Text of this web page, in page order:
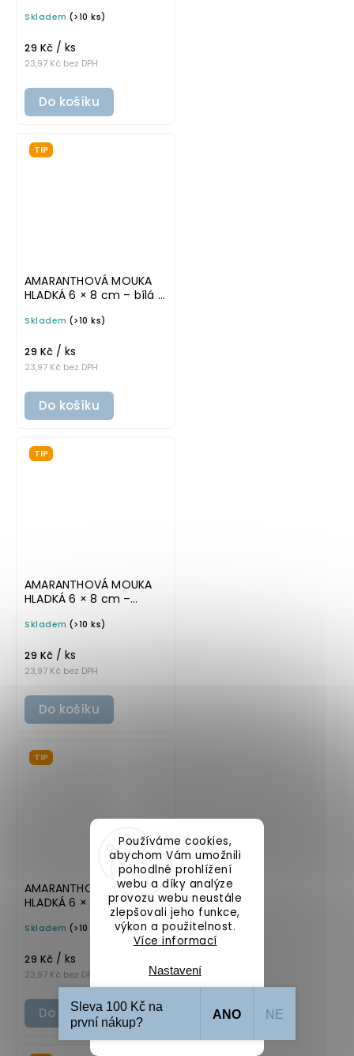
Používáme cookies,
abychom Vám umožnili
pohodlné prohlížení
webu a díky analýze
provozu webu neustále
zlepšovali jeho funkce,
výkon a použitelnost.
Více informací
Nastavení
omyvatelná samolepka
Skladem (>10 ks)
23,97 Kč bez DPH
29 Kč / ks
Do košíku
TIP
AMARANTHOVÁ MOUKA
HLADKÁ 6 × 8 cm – bílá v
omyvatelná samolepka
Skladem (>10 ks)
23,97 Kč bez DPH
29 Kč / ks
Do košíku
TIP
AMARANTHOVÁ MOUKA
HLADKÁ 6 × 8 cm –
písmu, omyvatelná
potravinové dózy
Skladem (>10 ks)
23,97 Kč bez DPH
29 Kč / ks
Do košíku
TIP
AMARANTHOVÁ MOUKA
HLADKÁ 6 × 8 cm –
průhledná v základním
písmu, omyvatelná
potravinové dózy
Skladem (>10 ks)
23,97 Kč bez DPH
29 Kč / ks
Do košíkuSleva 100 Kč na
první nákup?
ANO NE